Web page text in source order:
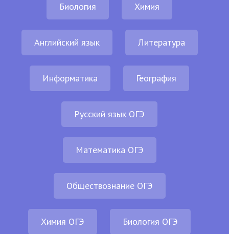
Биология Химия
Английский язык Литература
Информатика География
Русский язык ОГЭ
Математика ОГЭ
Обществознание ОГЭ
Химия ОГЭ Биология ОГЭ